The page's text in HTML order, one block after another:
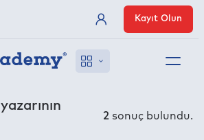
Üye Girişi
Kayıt Olun
yazarının
2 sonuç bulundu.